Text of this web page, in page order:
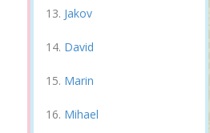
Jakov
David
Marin
Mihael